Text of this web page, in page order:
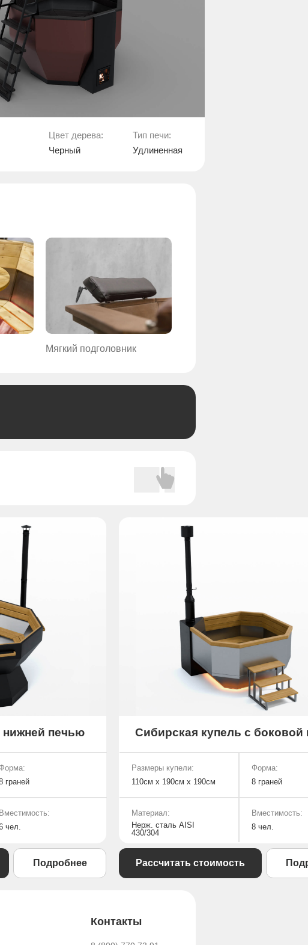
Цвет дерева:
Черный
Тип печи:
Удлиненная
Мягкий подголовник
Вместимость:
8 чел.
Форма:
8 граней
Нерж. сталь AISI
430/304
Материал:
Размеры купели:
110см х 190см х 190см
Рассчитать стоимость
Сибирская купель с боковой
Вместимость:
чел.
граней
печью
Подробнее
Контакты